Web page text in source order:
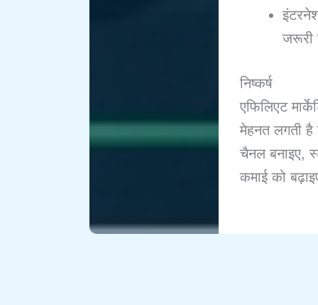
जरूरी
निष्कर्ष
एफिलिएट
मेहनत लगती है
चैनल बनाइए,
कमाई को